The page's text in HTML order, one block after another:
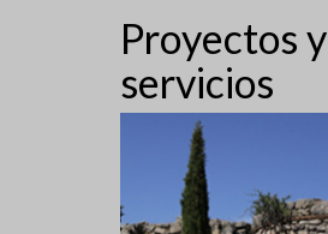
Proyectos y
servicios